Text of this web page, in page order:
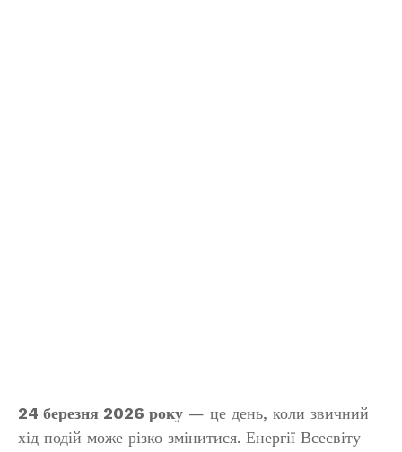
24 березня 2026 року — це день, коли звичний
хід подій може різко змінитися. Енергії Всесвіту